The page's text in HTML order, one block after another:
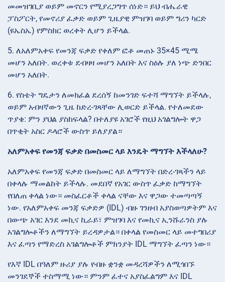
መመዝገቢያ ወይም መኖርን የሚያረጋግጥ ሰነድ። ይህ ብሔራዊ
ፓስፖርት, የመኖሪያ ፈቃድ ወይም ጊዜያዊ ምዝገባ ወይም ግሪን ካርድ
(ዩኤስኤ) የምስክር ወረቀት ሊሆን ይችላል.
5. ለአለምአቀፍ የመንጃ ፍቃድ የቀለም ፎቶ መጠኑ 35×45 ሚሜ
መሆን አለበት. ወረቀቱ ደብዛዛ መሆን አለበት እና ስዕሉ ያለ ነጭ ድንበር
መሆን አለበት.
6. የስቴት ግዴታን ለመክፈል ደረሰኝ ከመንገድ ፍተሻ ማግኘት ይችላሉ,
ወይም አብዛኛውን ጊዜ ከድረ-ገጻቸው ሊወርድ ይችላል. የተለመደው
ጥያቄ: ምን ያህል ያስከፍላል? በተለያዩ አገሮች የዚህ አገልግሎት ዋጋ
በጥቂት አስር ዶላሮች ውስጥ ይለያያል።
አለምአቀፍ የመንጃ ፍቃድ በመስመር ላይ እንዴት ማግኘት እችላለሁ?
አለምአቀፍ የመንጃ ፍቃድ በመስመር ላይ ለማግኘት በድረ-ገጻችን ላይ
በቀላሉ ማመልከት ይችላሉ. መደበኛ የአገር ውስጥ ፈቃድ ከማግኘት
የበለጠ ቀላል ነው። መስፈርቶች ቀላል ናቸው እና ዋጋው ተመጣጣኝ
ነው. የአለምአቀፍ መንጃ ፍቃድዎ (IDL) ብዙ ገንዘብ አያስወጣዎትም እና
በውጭ አገር እንደ መኪና ኪራይ፣ ምዝገባ እና የመኪና ኢንሹራንስ ያሉ
አገልግሎቶችን ለማግኘት ይረዳዎታል። በቀላል የመስመር ላይ መተግበሪያ
እና ፈጣን የማድረስ አገልግሎቶች ምክንያት IDL ማግኘት ፈጣን ነው።
የእኛ IDL በዓለም ዙሪያ ያሉ የብዙ ቋንቋ መዳረሻዎችን ለሚጎበኙ
መንገደኞች ተስማሚ ነው። ምንም ፈተና አያስፈልግም እና IDL